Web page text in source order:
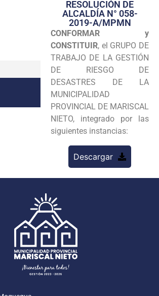
Transparencia
Seguridad
Programas
Intranet
RESOLUCIÓN DE
ALCALDÍA N° 058-
2019-A/MPMN
CONFORMAR y
CONSTITUIR, el GRUPO DE
TRABAJO DE LA GESTIÓN
DE RIESGO DE
DESASTRES DE LA
MUNICIPALIDAD
PROVINCIAL DE MARISCAL
NIETO, integrado por las
siguientes instancias:
Descargar